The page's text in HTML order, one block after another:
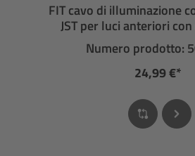
FIT cavo di illuminazione
JST per luci anteriori
Numero prodotto:
24,99 €*